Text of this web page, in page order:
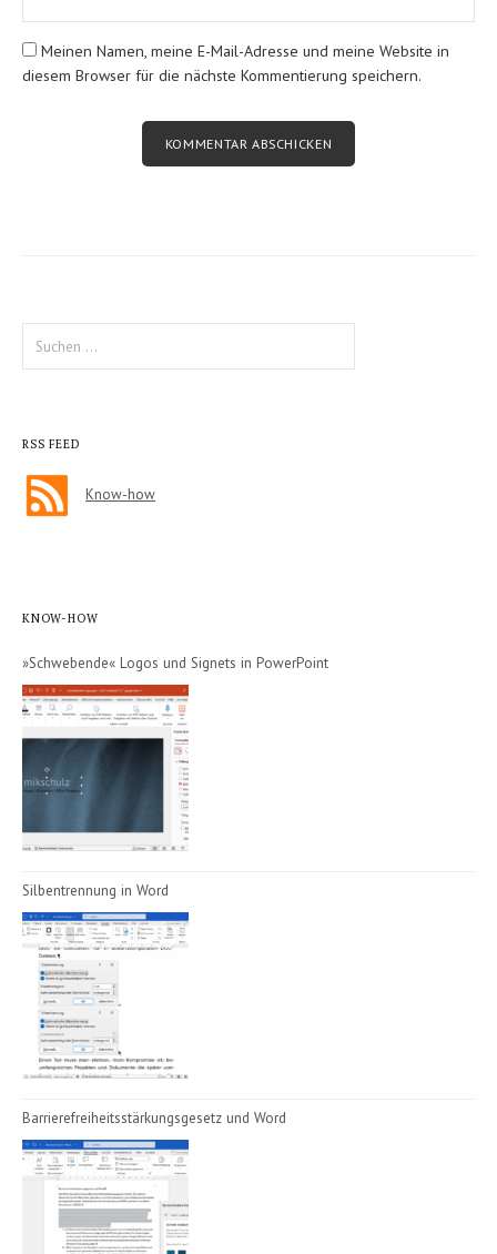
Meinen Namen, meine E-Mail-Adresse und meine Website in
diesem Browser für die nächste Kommentierung speichern.
nach:
RSS FEED
Know-how
KNOW-HOW
»Schwebende« Logos und Signets in PowerPoint
Silbentrennung in Word
Barrierefreiheitsstärkungsgesetz und Word